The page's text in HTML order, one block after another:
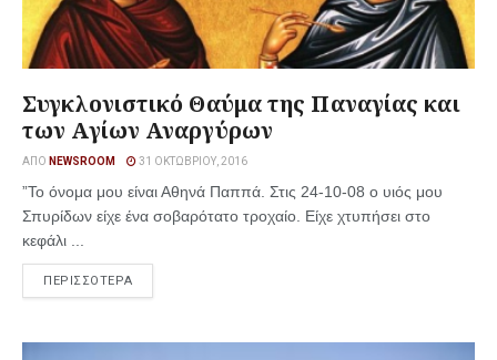
Συγκλονιστικό Θαύμα της Παναγίας και
των Αγίων Αναργύρων
ΑΠΌ NEWSROOM 31 ΟΚΤΩΒΡΊΟΥ, 2016
”Το όνομα μου είναι Αθηνά Παππά. Στις 24-10-08 ο υιός μου
Σπυρίδων είχε ένα σοβαρότατο τροχαίο. Είχε χτυπήσει στο
κεφάλι ...
ΠΕΡΙΣΣΟΤΕΡΑ